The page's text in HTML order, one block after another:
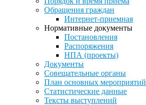
Обращения граждан
Интернет-приемная
Нормативные документы
Постановления
Распоряжения
НПА (проекты)
Документы
Совещательные органы
План основных мероприятий
Статистические данные
Тексты выступлений